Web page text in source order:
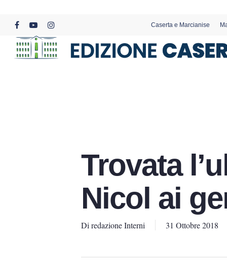
content
facebookyoutubeinstagram
Caserta e Marcianise
Trovata
Nicol ai
Di redazione Interni 31 Ottobre 2018